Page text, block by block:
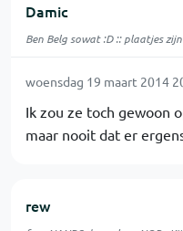
Damic
Ben Belg sowat :D :: plaatjes
woensdag 19 maart 2014
Ik zou ze toch gewoon
maar nooit dat er
rew